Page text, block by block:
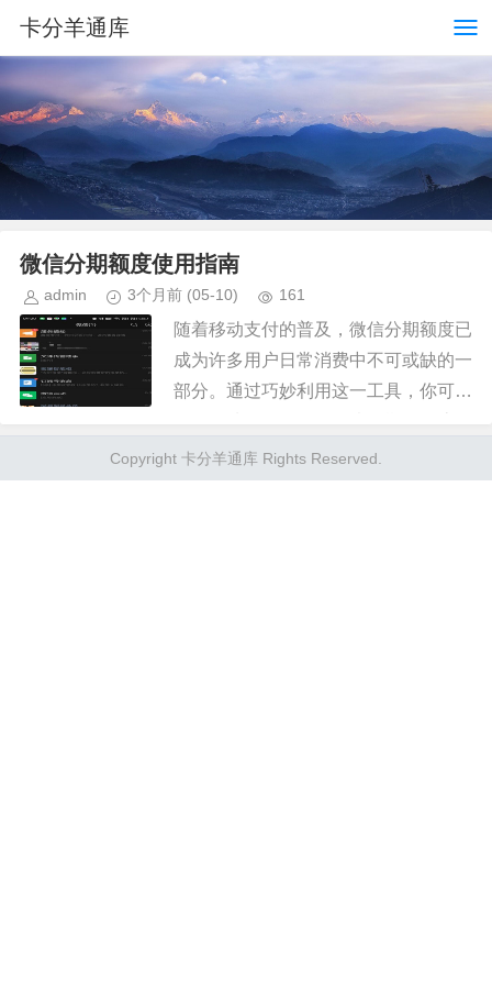
卡分羊通库
微信分期额度使用指南
admin 3个月前 (05-10) 161
随着移动支付的普及，微信分期额度已
成为许多用户日常消费中不可或缺的一
部分。通过巧妙利用这一工具，你可以
紧张的问题。首先，理解微信分期额度
的基本功能至关重要。它允许你在...
Copyright 卡分羊通库 Rights Reserved.